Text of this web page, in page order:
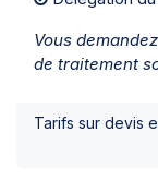
Vous
de traitement
Tarifs sur devis